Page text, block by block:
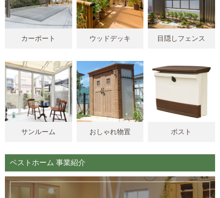
カーポート ウッドデッキ 目隠しフェンス
サンルーム おしゃれ物置 ポスト
ベストホーム 事業紹介